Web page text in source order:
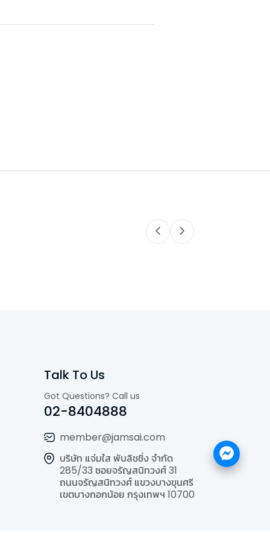
Talk To Us
Got Questions? Call us
02-8404888
member@jamsai.com
บริษัท แจ่มใส พับลิชชิ่ง จำกัด
285/33 ซอยจรัญสนิทวงศ์ 31
ถนนจรัญสนิทวงศ์ แขวงบางขุนศรี
เขตบางกอกน้อย กรุงเทพฯ 10700